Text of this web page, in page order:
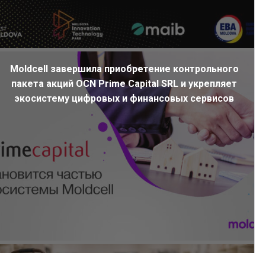
Moldcell завершила приобретение контрольного
пакета акций OCN Prime Capital SRL и укрепляет
экосистему цифровых и финансовых сервисов